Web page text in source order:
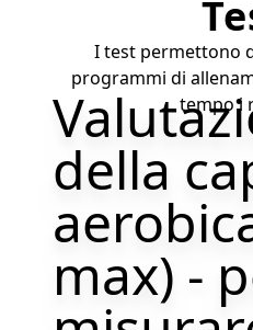
I test permettono
programmi di
tempo i
della
max) -